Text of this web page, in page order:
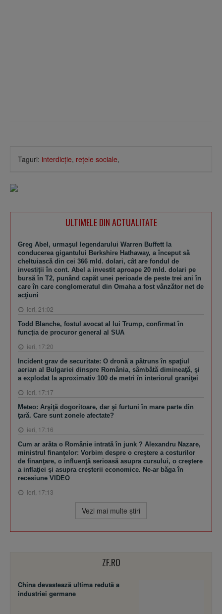
Taguri: interdicţie, reţele sociale,
ULTIMELE DIN ACTUALITATE
Greg Abel, urmaşul legendarului Warren Buffett la
conducerea gigantului Berkshire Hathaway, a început să
cheltuiască din cei 366 mld. dolari, cât are fondul de
investiţii în cont. Abel a investit aproape 20 mld. dolari pe
bursă în T2, punând capăt unei perioade de peste trei ani în
care în care conglomeratul din Omaha a fost vânzător net de
acţiuni
ieri, 21:02
Todd Blanche, fostul avocat al lui Trump, confirmat în
funcţia de procuror general al SUA
ieri, 17:20
Incident grav de securitate: O dronă a pătruns în spaţiul
aerian al Bulgariei dinspre România, sâmbătă dimineaţă, şi
a explodat la aproximativ 100 de metri în interiorul graniţei
ieri, 17:17
Meteo: Arşiţă dogoritoare, dar şi furtuni în mare parte din
ţară. Care sunt zonele afectate?
ieri, 17:16
Cum ar arăta o Românie intrată în junk ? Alexandru Nazare,
ministrul finanţelor: Vorbim despre o creştere a costurilor
de finanţare, o influenţă serioasă asupra cursului, o creştere
a inflaţiei şi asupra creşterii economice. Ne-ar băga în
recesiune VIDEO
ieri, 17:13
Vezi mai multe ştiri
ZF.RO
China devastează ultima redută a
industriei germane